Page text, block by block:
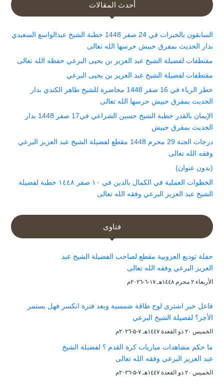
أحدث المقالات
السابقون بالخيرات في 24 صفر 1448 خطبة الشيخ عبدالواسع السعيدي
بدار الحديث بمفرق حبيش حرسها الله تعالى
مقتطفات لفضيلة الشيخ عبد العزيز بن يحيى البرعي حفظه الله تعالى
مقتطفات لفضيلة الشيخ عبد العزيز بن يحيى البرعي
خطر الرياء في 16 صفر 1448 محاضرة للشيخ طاهر الكندي بدار
الحديث بمفرق حبيش حرسها الله تعالى
الإيمان بالقدر خطبة الشيخ حسين الشراعي في17 صفر 1448 بدار
الحديث بمفرق حبيش
درجات الجنة 29 محرم 1448 مقطع لفضيلة الشيخ عبد العزيز البرعي
وفقه الله تعالى
(بدون عنوان)
الخطوات العملية في الكمال بالدين في ١٠ صفر ١٤٤٨ خطبة لفضيلة
الشيخ عبد العزيز البرعي وفقه الله تعالى
فتاوى
حفلة توديع العزوبية مقطع لصاحب الفضيلة الشيخ عبد
العزيز البرعي وفقه الله تعالى
الأربعاء ۲ محرم ۱٤٤۸هـ ۱۷-٦-۲۰۲٦م
فاعل خير اشترى لوح طاقة شمسية وبعد فترة انكسر فهل يستمر
الأجر؟ لفضيلة الشيخ البرعي
الخميس ۲۰ ذو القعدة ۱٤٤۷هـ ۷-۵-۲۰۲٦م
ما حكم مشاهدات مباريات كرة القدم ؟ لفضيلة الشيخ
عبد العزيز البرعي وفقه الله تعالى
الخميس ۲۰ ذو القعدة ۱٤٤۷هـ ۷-۵-۲۰۲٦م